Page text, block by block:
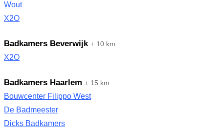
Wout
X2O
Badkamers Beverwijk ± 10 km
X2O
Badkamers Haarlem ± 15 km
Bouwcenter Filippo West
De Badmeester
Dicks Badkamers